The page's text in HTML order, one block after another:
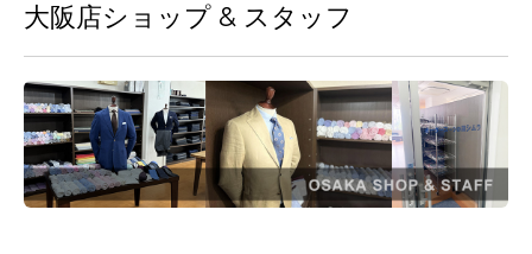
大阪店ショップ & スタッフ